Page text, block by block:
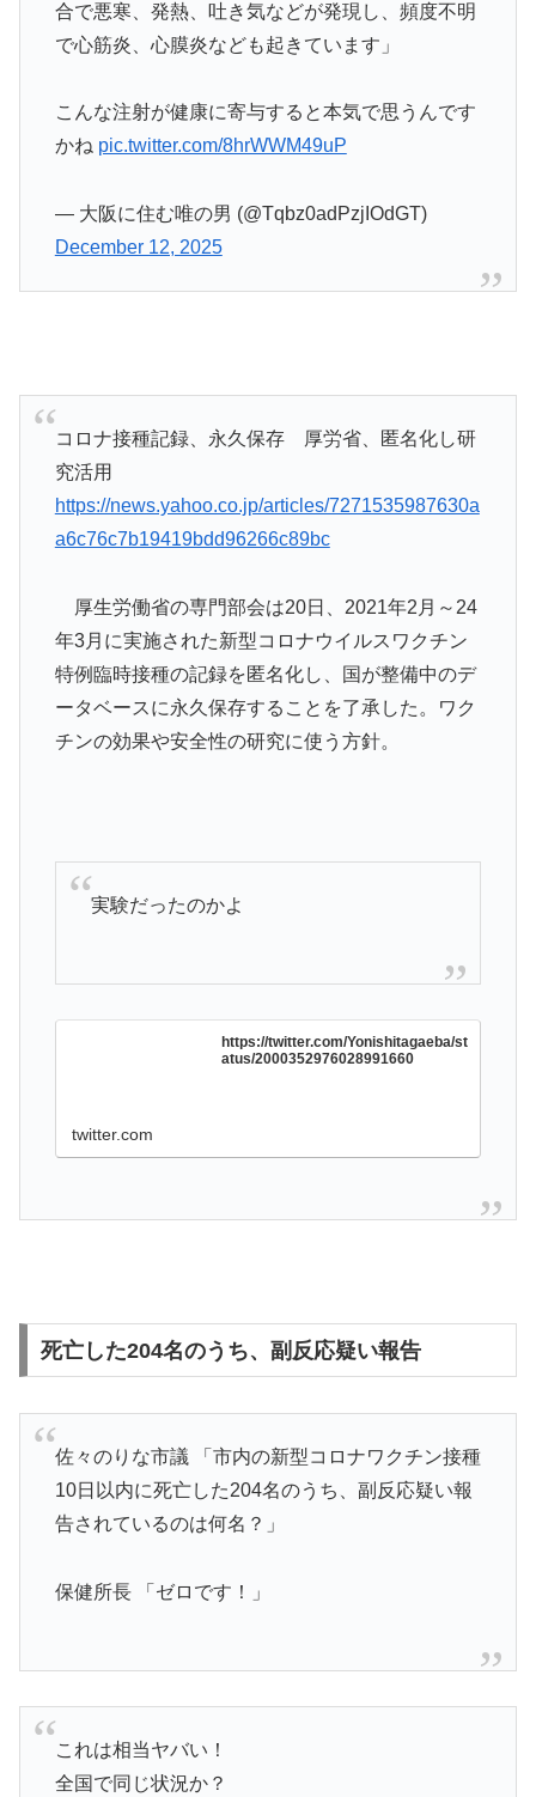
合で悪寒、発熱、吐き気などが発現し、頻度不明
で心筋炎、心膜炎なども起きています」
こんな注射が健康に寄与すると本気で思うんです
かね pic.twitter.com/8hrWWM49uP
— 大阪に住む唯の男 (@Tqbz0adPzjIOdGT)
December 12, 2025
コロナ接種記録、永久保存 厚労省、匿名化し研
究活用
https://news.yahoo.co.jp/articles/7271535987630a
a6c76c7b19419bdd96266c89bc
厚生労働省の専門部会は20日、2021年2月～24
年3月に実施された新型コロナウイルスワクチン
特例臨時接種の記録を匿名化し、国が整備中のデ
ータベースに永久保存することを了承した。ワク
チンの効果や安全性の研究に使う方針。
実験だったのかよ
https://twitter.com/Yonishitagaeba/st
atus/2000352976028991660
twitter.com
死亡した204名のうち、副反応疑い報告
佐々のりな市議 「市内の新型コロナワクチン接種
10日以内に死亡した204名のうち、副反応疑い報
告されているのは何名？」
保健所長 「ゼロです！」
これは相当ヤバい！
全国で同じ状況か？